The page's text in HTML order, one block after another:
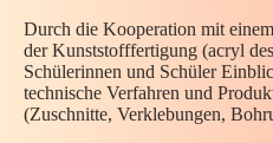
Durch die Kooperation mit
der Kunststofffertigung (acryl
Schülerinnen und Schüler
technische Verfahren und
(Zuschnitte, Verklebungen,